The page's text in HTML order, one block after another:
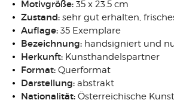
Motivgröße: 35 x 23.5 cm
Zustand: sehr gut erhalten,
Auflage: 35 Exemplare
Bezeichnung: handsigniert und
Herkunft: Kunsthandelspartner
Format: Querformat
Darstellung: abstrakt
Nationalität: Österreichische Kunst